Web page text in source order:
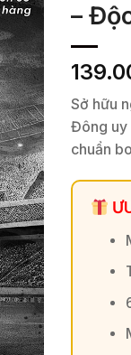
–
Sở hữu
Đông uy
chuẩn